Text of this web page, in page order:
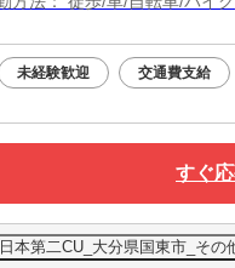
内の（無料）駐車場利用OK
未経験歓迎 交通費支給
すぐ
第二CU_大分県国東市_その